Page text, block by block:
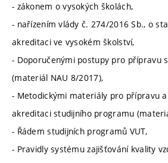
- zákonem o vysokých školách,
- nařízením vlády č. 274/2016 Sb., o
akreditaci ve vysokém školství,
- Doporučenými postupy pro přípravu
(materiál NAU 8/2017),
- Metodickými materiály pro přípravu
akreditaci studijního programu
- Řádem studijních programů VUT,
- Pravidly systému zajišťování kvality